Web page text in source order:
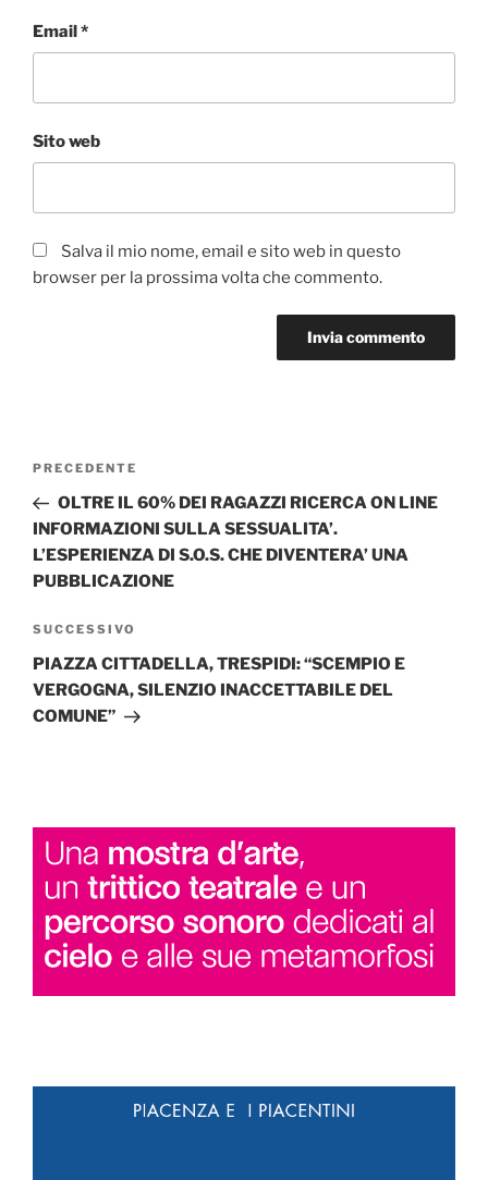
Email*
Sito web
Salva il mio nome, email e sito web in questo
browser per la prossima volta che commento.
Navigazione
Articolo
precedente:
PRECEDENTE
OLTRE IL 60% DEI RAGAZZI RICERCA ON LINE
INFORMAZIONI SULLA SESSUALITA’.
L’ESPERIENZA DI S.O.S. CHE DIVENTERA’ UNA
PUBBLICAZIONE
Articolo
successivo
SUCCESSIVO
PIAZZA CITTADELLA, TRESPIDI: “SCEMPIO E
VERGOGNA, SILENZIO INACCETTABILE DEL
COMUNE”